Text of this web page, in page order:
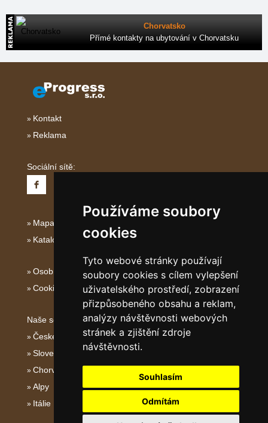
Používáme soubory
cookies
Tyto webové stránky používají
soubory cookies s cílem vylepšení
uživatelského prostředí, zobrazení
přizpůsobeného obsahu a reklam,
analýzy návštěvnosti webových
stránek a zjištění zdroje
návštěvnosti.
Souhlasím
Odmítám
Chorvatsko
Přímé kontakty na ubytování v Chorvatsku
Kontakt
Reklama
Sociální sítě:
Mapa serveru Jižní Itálie
Katalog ubytování Jižní Itálie
Osobní údaje
Cookies
Naše servery:
České hory
Slovenské hory
Chorvatsko
Alpy
Itálie